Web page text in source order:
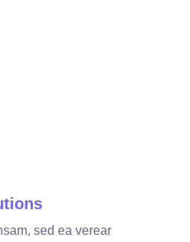
sed ea verear